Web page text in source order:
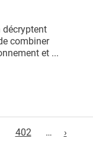
décryptent
combiner
et ...
402 … ›